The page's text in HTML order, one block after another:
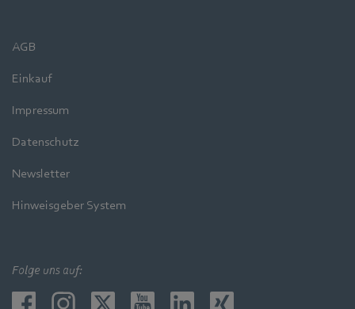
AGB
Einkauf
Impressum
Datenschutz
Newsletter
Hinweisgeber System
Folge uns auf: